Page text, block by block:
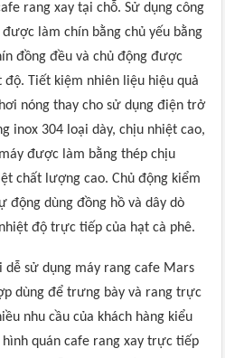
rang xay tại chỗ. Sử dụng công
làm chín bằng chủ yếu bằng
đồng đều và chủ động được
Tiết kiệm nhiên liệu hiệu quả
nóng thay cho sử dụng điện trở
inox 304 loại dày, chịu nhiệt cao,
được làm bằng thép chịu
chất lượng cao. Chủ động kiểm
động dùng đồng hồ và dây dò
độ trực tiếp của hạt cà phê.
dễ sử dụng máy rang cafe Mars
dùng để trưng bày và rang trực
nhu cầu của khách hàng kiểu
quán cafe rang xay trực tiếp